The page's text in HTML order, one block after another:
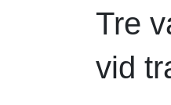
Tre
vid